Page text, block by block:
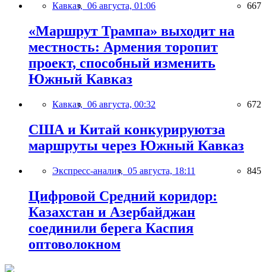
Кавказ, 06 августа, 01:06 667
«Маршрут Трампа» выходит на
местность: Армения торопит
проект, способный изменить
Южный Кавказ
Кавказ, 06 августа, 00:32 672
США и Китай конкурируютза
маршруты через Южный Кавказ
Экспресс-анализ, 05 августа, 18:11 845
Цифровой Средний коридор:
Казахстан и Азербайджан
соединили берега Каспия
оптоволокном